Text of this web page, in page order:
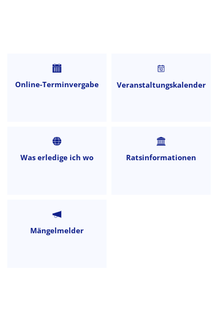
Startseite
Online-Terminvergabe Veranstaltungskalender
Was erledige ich wo Ratsinformationen
Mängelmelder